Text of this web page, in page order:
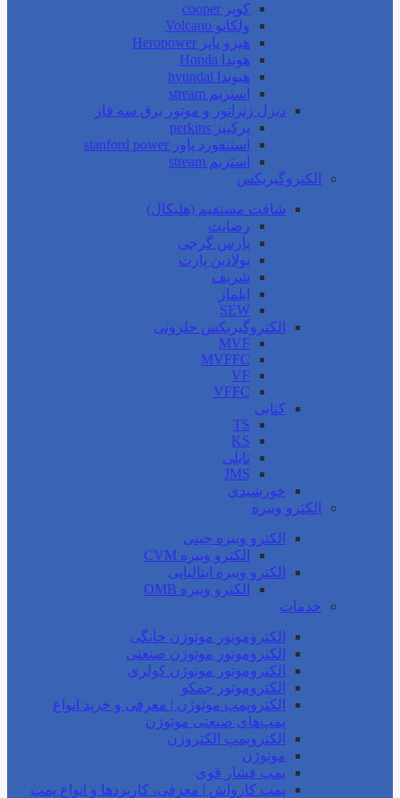
کوپر cooper
ولکانو Volcano
هیرو پاپر Heropower
هوندا Honda
هیوندا hyundai
استریم stream
دیزل ژنراتور و موتور برق سه فاز
پرکینز perkins
استنفورد پاور stanford power
استریم stream
الکتروگیربکس
شافت مستقیم (هلیکال)
رضایت
پارس گرجی
پولادین پارت
شریف
ایلماز
SEW
الکتروگیربکس حلزونی
MVF
MVFFC
VF
VFFC
کتابی
TS
KS
تایلی
JMS
خورشیدی
الکترو ویبره
الکترو ویبره چینی
الکترو ویبره CVM
الکترو ویبره ایتالیایی
الکترو ویبره OMB
خدمات
الکتروموتور موتوژن خانگی
الکتروموتور موتوژن صنعتی
الکتروموتور موتوژن کولری
الکتروموتور جمکو
الکتروپمپ موتوژن | معرفی و خرید انواع
پمپ‌های صنعتی موتوژن
الکتروپمپ الکتروژن
موتوژن
پمپ فشار قوی
پمپ کارواش | معرفی، کاربردها و انواع پمپ